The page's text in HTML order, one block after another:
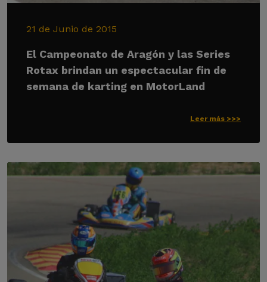
21 de Junio de 2015
El Campeonato de Aragón y las Series
Rotax brindan un espectacular fin de
semana de karting en MotorLand
Leer más >>>